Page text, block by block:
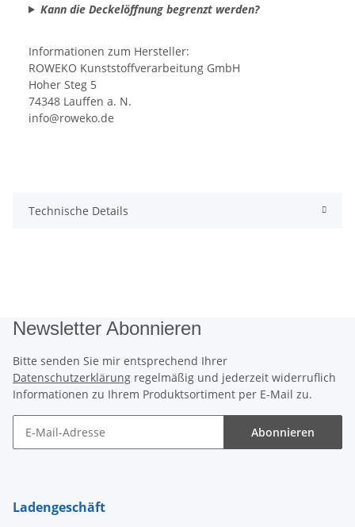
Kann die Deckelöffnung begrenzt werden?
Informationen zum Hersteller:
ROWEKO Kunststoffverarbeitung GmbH
Hoher Steg 5
74348 Lauffen a. N.
info@roweko.de
Technische Details
Newsletter Abonnieren
Bitte senden Sie mir entsprechend Ihrer
Datenschutzerklärung regelmäßig und jederzeit widerruflich
Informationen zu Ihrem Produktsortiment per E-Mail zu.
Abonnieren
Ladengeschäft